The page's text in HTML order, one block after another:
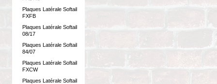
Plaques Latérale Softail
FXFB
Plaques Latérale Softail
08/17
Plaques Latérale Softail
84/07
Plaques Latérale Softail
FXCW
Plaques Latérale Softail